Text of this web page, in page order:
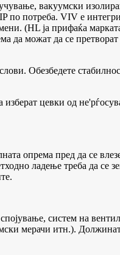
вакуумски
по потреба. VIV е
(HL ја прифаќа
да можат да се
Обезбедете
цевки од
опрема пред да се влезе
ладење треба да се
систем на
мерачи итн.).